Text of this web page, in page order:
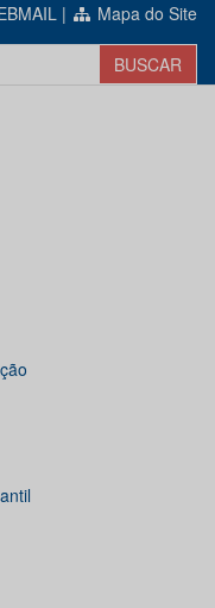
| Mapa do Site